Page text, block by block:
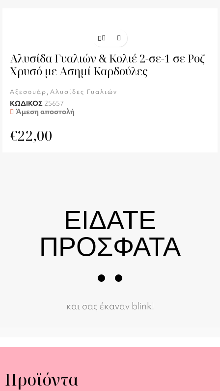
Αλυσίδα Γυαλιών & Κολιέ 2-σε-1 σε Ροζ
Χρυσό με Ασημί Καρδούλες
Αξεσουάρ, Αλυσίδες Γυαλιών
ΚΩΔΙΚΟΣ 25657
Άμεση αποστολή
€22,00
ΕΙΔΑΤΕ
ΠΡΟΣΦΑΤΑ
και σας έκαναν blink!
Προϊόντα